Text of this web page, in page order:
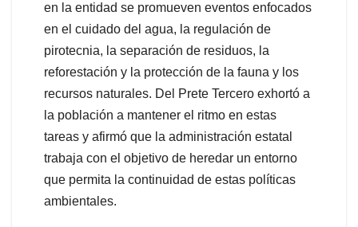
en la entidad se promueven eventos enfocados
en el cuidado del agua, la regulación de
pirotecnia, la separación de residuos, la
reforestación y la protección de la fauna y los
recursos naturales. Del Prete Tercero exhortó a
la población a mantener el ritmo en estas
tareas y afirmó que la administración estatal
trabaja con el objetivo de heredar un entorno
que permita la continuidad de estas políticas
ambientales.